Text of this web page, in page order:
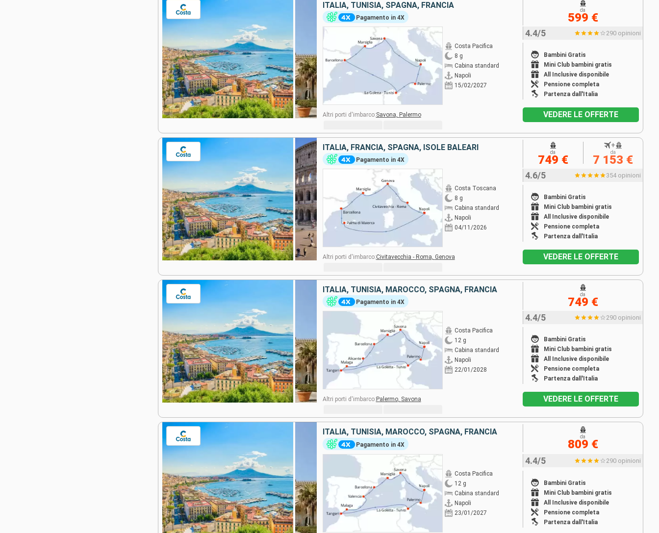
ITALIA, TUNISIA, SPAGNA, FRANCIA
Pagamento in 4X
Costa Pacifica
8 g
Cabina standard
Napoli
15/02/2027
4.4/5 290 opinioni
Bambini Gratis
Mini Club bambini gratis
All Inclusive disponibile
Pensione completa
Partenza dall'Italia
da
599 €
Altri porti d'imbarco:Savona, Palermo VEDERE LE OFFERTE
ITALIA, FRANCIA, SPAGNA, ISOLE BALEARI
Pagamento in 4X
Costa Toscana
8 g
Cabina standard
Napoli
04/11/2026
4.6/5 354 opinioni
Bambini Gratis
Mini Club bambini gratis
All Inclusive disponibile
Pensione completa
Partenza dall'Italia
da
749 €
+
da
7 153 €
Altri porti d'imbarco:Civitavecchia - Roma, Genova VEDERE LE OFFERTE
ITALIA, TUNISIA, MAROCCO, SPAGNA, FRANCIA
Pagamento in 4X
Costa Pacifica
12 g
Cabina standard
Napoli
22/01/2028
4.4/5 290 opinioni
Bambini Gratis
Mini Club bambini gratis
All Inclusive disponibile
Pensione completa
Partenza dall'Italia
da
749 €
Altri porti d'imbarco:Palermo, Savona VEDERE LE OFFERTE
ITALIA, TUNISIA, MAROCCO, SPAGNA, FRANCIA
Pagamento in 4X
Costa Pacifica
12 g
Cabina standard
Napoli
23/01/2027
4.4/5 290 opinioni
Bambini Gratis
Mini Club bambini gratis
All Inclusive disponibile
Pensione completa
Partenza dall'Italia
da
809 €